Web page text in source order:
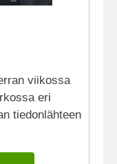
viikossa
eri
tiedonlähteen